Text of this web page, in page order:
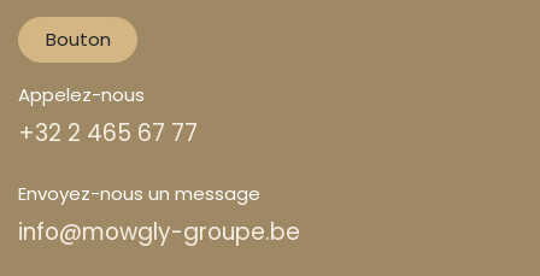
Bouton
Appelez-nous
+32 2 465 67 77
Envoyez-nous un message
info@mowgly-groupe.be